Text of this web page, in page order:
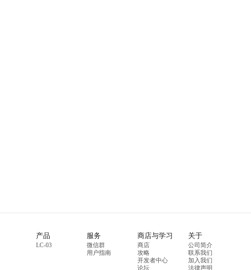
产品
LC-03
服务
微信群
用户指南
商店与学习
商店
攻略
开发者中心
论坛
关于
公司简介
联系我们
加入我们
法律声明